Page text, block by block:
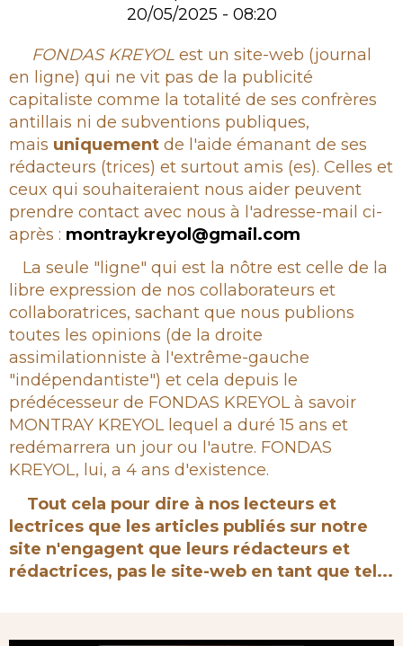
20/05/2025 - 08:20
Rubrique
FONDAS KREYOL est un site-web (journal
en ligne) qui ne vit pas de la publicité
capitaliste comme la totalité de ses confrères
antillais ni de subventions publiques,
mais uniquement de l'aide émanant de ses
rédacteurs (trices) et surtout amis (es). Celles et
ceux qui souhaiteraient nous aider peuvent
prendre contact avec nous à l'adresse-mail ci-
après : montraykreyol@gmail.com
La seule "ligne" qui est la nôtre est celle de la
libre expression de nos collaborateurs et
collaboratrices, sachant que nous publions
toutes les opinions (de la droite
assimilationniste à l'extrême-gauche
"indépendantiste") et cela depuis le
prédécesseur de FONDAS KREYOL à savoir
MONTRAY KREYOL lequel a duré 15 ans et
redémarrera un jour ou l'autre. FONDAS
KREYOL, lui, a 4 ans d'existence.
Tout cela pour dire à nos lecteurs et
lectrices que les articles publiés sur notre
site n'engagent que leurs rédacteurs et
rédactrices, pas le site-web en tant que tel...